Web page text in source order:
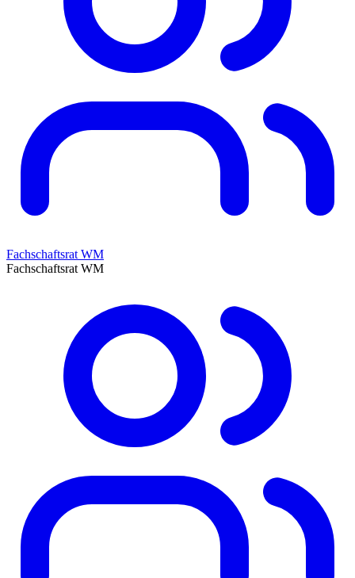
Fachschaftsrat WM
Fachschaftsrat WM